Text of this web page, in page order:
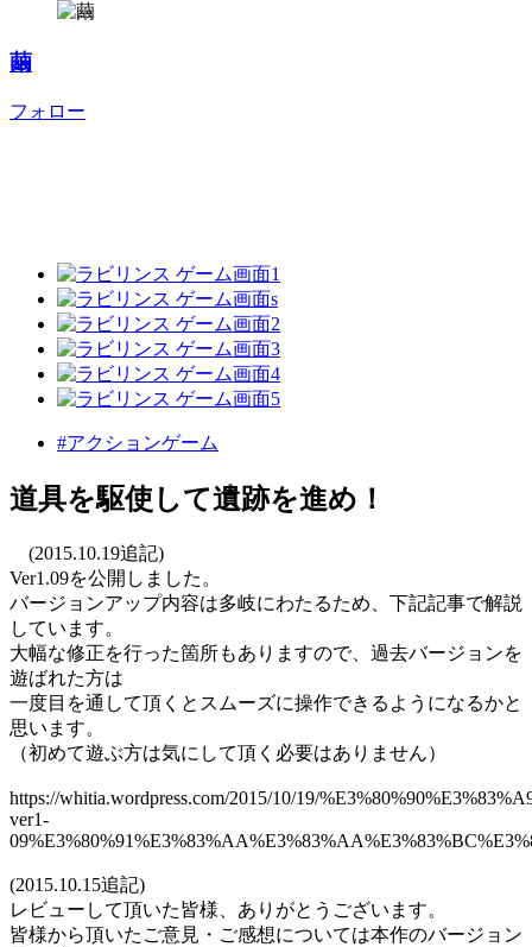
繭
フォロー
#アクションゲーム
道具を駆使して遺跡を進め！
(2015.10.19追記)
Ver1.09を公開しました。
バージョンアップ内容は多岐にわたるため、下記記事で解説
しています。
大幅な修正を行った箇所もありますので、過去バージョンを
遊ばれた方は
一度目を通して頂くとスムーズに操作できるようになるかと
思います。
（初めて遊ぶ方は気にして頂く必要はありません）
https://whitia.wordpress.com/2015/10/19/
ver1-
(2015.10.15追記)
レビューして頂いた皆様、ありがとうございます。
皆様から頂いたご意見・ご感想については本作のバージョン